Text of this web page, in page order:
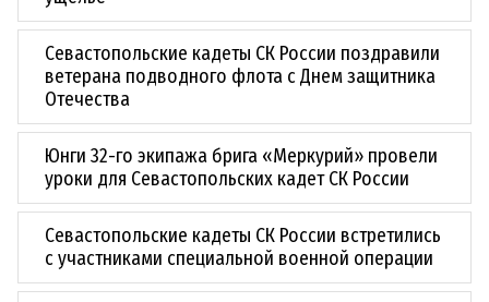
Севастопольские кадеты СК России поздравили
ветерана подводного флота с Днем защитника
Отечества
Юнги 32-го экипажа брига «Меркурий» провели
уроки для Севастопольских кадет СК России
Севастопольские кадеты СК России встретились
с участниками специальной военной операции